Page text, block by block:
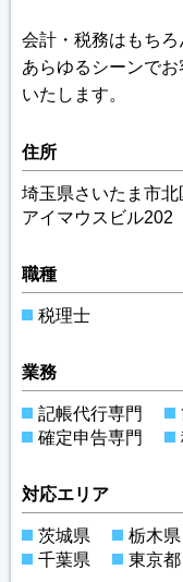
会計・税務はもち
あらゆるシーンで
いたします。
住所
埼玉県さいたま市
アイマウスビル202
職種
税理士
業務
記帳代行専門
確定申告専門
対応エリア
茨城県 栃木県
千葉県
東京都